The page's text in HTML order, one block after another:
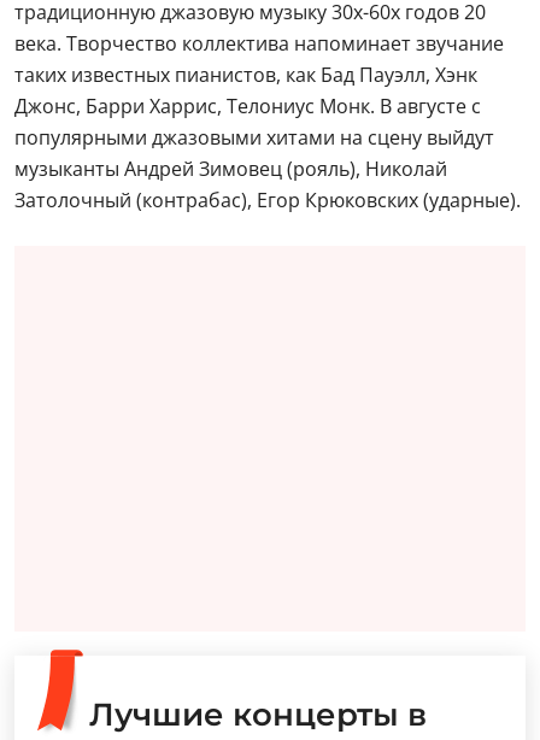
традиционную джазовую музыку 30х-60х годов 20
века. Творчество коллектива напоминает звучание
таких известных пианистов, как Бад Пауэлл, Хэнк
Джонс, Барри Харрис, Телониус Монк. В августе с
популярными джазовыми хитами на сцену выйдут
музыканты Андрей Зимовец (рояль), Николай
Затолочный (контрабас), Егор Крюковских (ударные).
Лучшие концерты в